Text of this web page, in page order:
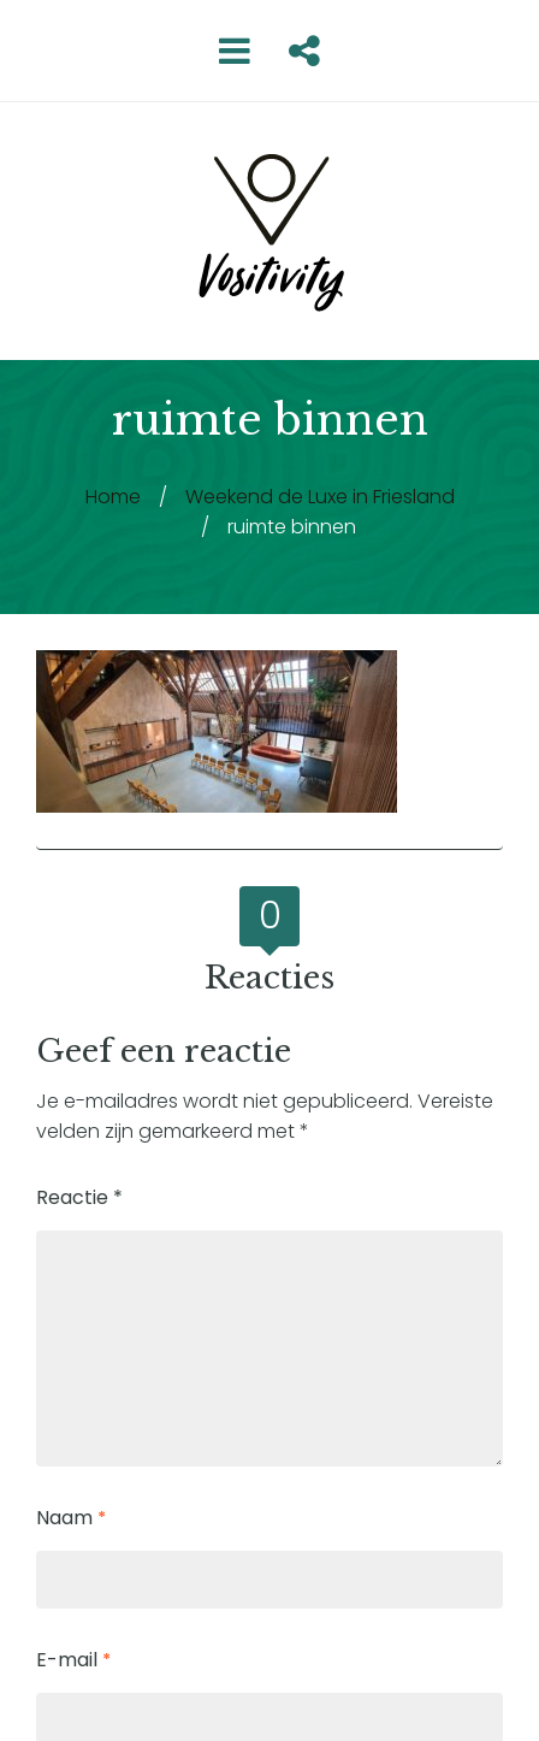
ruimte binnen
Home /
Weekend de Luxe in Friesland
/
ruimte binnen
0
Reacties
Geef een reactie
Je e-mailadres wordt niet gepubliceerd. Vereiste
velden zijn gemarkeerd met*
Reactie *
Naam *
E-mail *